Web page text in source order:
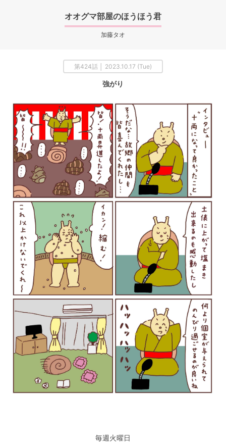
オオグマ部屋のほうほう君
加藤タオ
第424話 │ 2023.10.17 (Tue)
強がり
毎週火曜日